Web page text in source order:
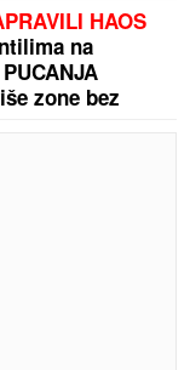
HAOS
na
zone bez